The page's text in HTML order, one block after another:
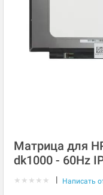
Матрица для
dk1000 - 60Hz
★ ★ ★ ★ ★ | Написать